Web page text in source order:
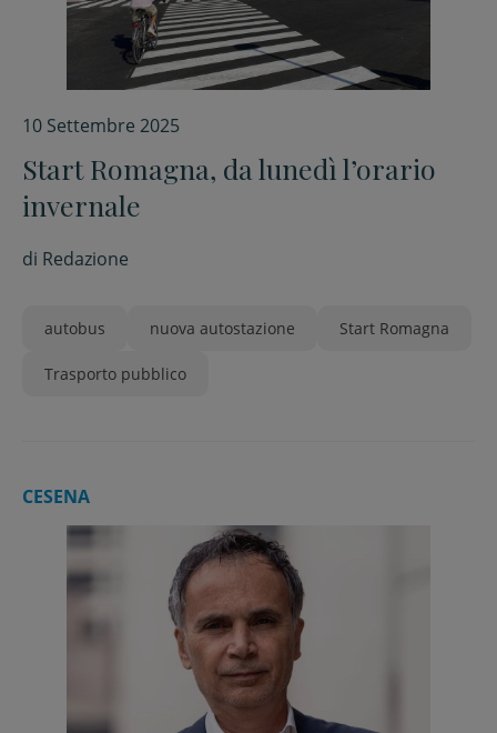
10 Settembre 2025
Start Romagna, da lunedì l’orario
invernale
di Redazione
autobus nuova autostazione Start Romagna
Trasporto pubblico
CESENA